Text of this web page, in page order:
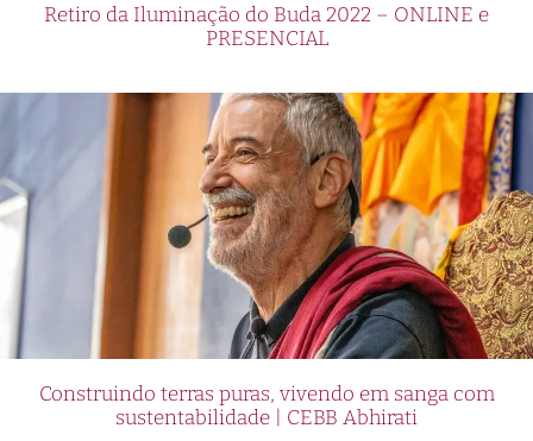
Retiro da Iluminação do Buda 2022 – ONLINE e
PRESENCIAL
Construindo terras puras, vivendo em sanga com
sustentabilidade | CEBB Abhirati